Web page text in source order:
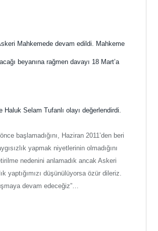
Mahkemede devam edildi. Mahkeme
beyanına rağmen davayı 18 Mart’a
Selam Tufanlı olayı değerlendirdi.
başlamadığını, Haziran 2011’den beri
yapmak niyetlerinin olmadığını
nedenini anlamadık ancak Askeri
yaptığımızı düşünülüyorsa özür dileriz.
devam edeceğiz”…